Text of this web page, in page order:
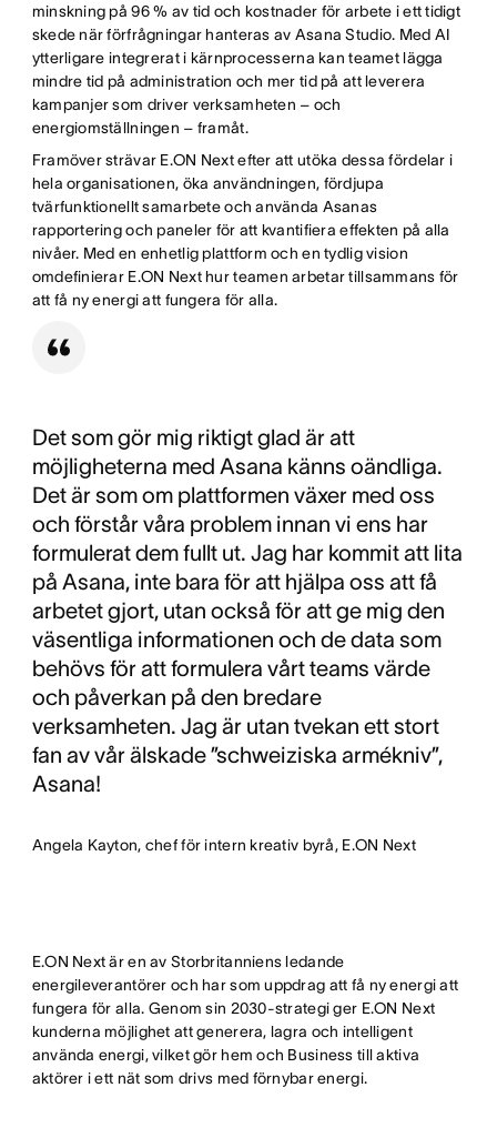
minskning på 96 % av tid och kostnader för arbete i ett tidigt
skede när förfrågningar hanteras av Asana Studio. Med AI
ytterligare integrerat i kärnprocesserna kan teamet lägga
mindre tid på administration och mer tid på att leverera
kampanjer som driver verksamheten – och
energiomställningen – framåt.
Framöver strävar E.ON Next efter att utöka dessa fördelar i
hela organisationen, öka användningen, fördjupa
tvärfunktionellt samarbete och använda Asanas
rapportering och paneler för att kvantifiera effekten på alla
nivåer. Med en enhetlig plattform och en tydlig vision
omdefinierar E.ON Next hur teamen arbetar tillsammans för
att få ny energi att fungera för alla.
Det som gör mig riktigt glad är att
möjligheterna med Asana känns oändliga.
Det är som om plattformen växer med oss
och förstår våra problem innan vi ens har
formulerat dem fullt ut. Jag har kommit att lita
på Asana, inte bara för att hjälpa oss att få
arbetet gjort, utan också för att ge mig den
väsentliga informationen och de data som
behövs för att formulera vårt teams värde
och påverkan på den bredare
verksamheten. Jag är utan tvekan ett stort
fan av vår älskade ”schweiziska armékniv”,
Asana!
Angela Kayton, chef för intern kreativ byrå, E.ON Next
E.ON Next är en av Storbritanniens ledande
energileverantörer och har som uppdrag att få ny energi att
fungera för alla. Genom sin 2030-strategi ger E.ON Next
kunderna möjlighet att generera, lagra och intelligent
använda energi, vilket gör hem och Business till aktiva
aktörer i ett nät som drivs med förnybar energi.